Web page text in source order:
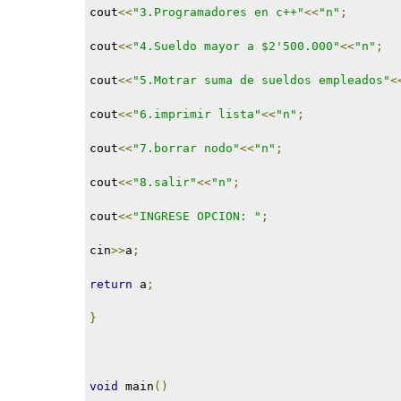
cout<<"3.Programadores en c++"<<"n" ;
cout<<"4.Sueldo mayor a $2'500.000"<<"n" ;
cout<<"5.Motrar suma de sueldos empleados"
cout<<"6.imprimir lista"<<"n" ;
cout<<"7.borrar nodo"<<"n" ;
cout<<"8.salir"<<"n" ;
cout<<"INGRESE OPCION: " ;
cin>>a ;
return a ;
}
void main ()